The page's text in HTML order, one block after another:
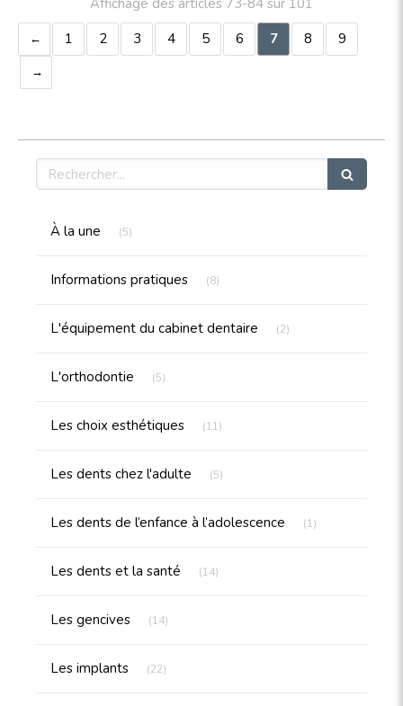
Affichage des articles 73-84 sur 101
1
2 3 4 5 6 7 8 9
Rechercher
À la une (5)
Informations pratiques (8)
L'équipement du cabinet dentaire (2)
L'orthodontie (5)
Les choix esthétiques (11)
Les dents chez l'adulte (5)
Les dents de l’enfance à l’adolescence (1)
Les dents et la santé (14)
Les gencives (14)
Les implants (22)